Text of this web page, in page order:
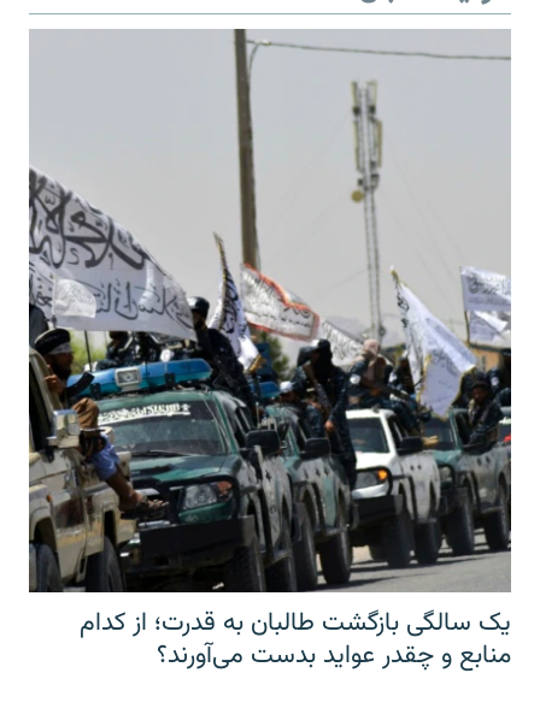
یک سالگی بازگشت طالبان به قدرت؛ از کدام
منابع و چقدر عواید بدست می‌آورند؟